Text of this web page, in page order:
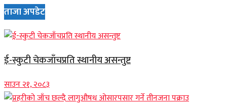
ताजा अपडेट
ई-स्कुटी चेकजाँचप्रति स्थानीय असन्तुष्ट
साउन २१, २०८३